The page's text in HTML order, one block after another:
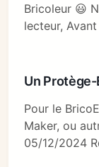
Bricoleur 😃
lecteur,
Un Protège-
Pour le
Maker, ou
05/12/2024